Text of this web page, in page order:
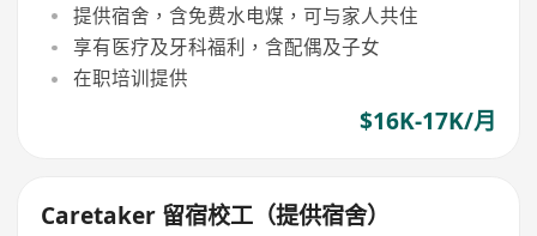
提供宿舍，含免费水电煤，可与家人共住
享有医疗及牙科福利，含配偶及子女
在职培训提供
$16K-17K/月
Caretaker 留宿校工（提供宿舍）